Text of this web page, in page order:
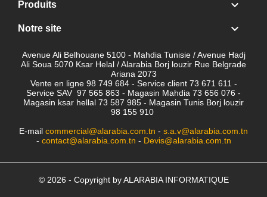
Produits 
Notre site 
Avenue Ali Belhouane 5100 - Mahdia Tunisie / Avenue Hadj
Ali Soua 5070 Ksar Helal / Alarabia Borj louzir Rue Belgrade
Ariana 2073
Vente en ligne 98 749 684 - Service client 73 671 611 -
Service SAV 97 565 863 - Magasin Mahdia 73 656 076 -
Magasin ksar hellal 73 587 985 - Magasin Tunis Borj louzir
98 155 910
E-mail commercial@alarabia.com.tn - s.a.v@alarabia.com.tn
- contact@alarabia.com.tn - Devis@alarabia.com.tn
© 2026 - Copyright by ALARABIA INFORMATIQUE